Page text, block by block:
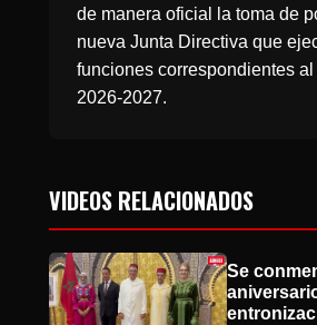
de manera oficial la toma de
nueva Junta Directiva que
funciones correspondientes
2026-2027.
VIDEOS RELACIONADOS
Se